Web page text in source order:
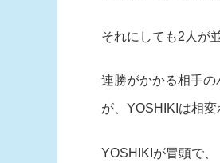
それにしても2人が
連勝がかかる相手
が、YOSHIKIは相変
YOSHIKIが冒頭で、